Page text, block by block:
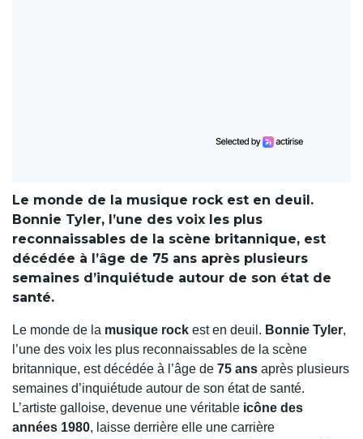
Le monde de la musique rock est en deuil.
Bonnie Tyler, l’une des voix les plus
reconnaissables de la scène britannique, est
décédée à l’âge de 75 ans après plusieurs
semaines d’inquiétude autour de son état de
santé.
Le monde de la musique rock est en deuil. Bonnie Tyler,
l’une des voix les plus reconnaissables de la scène
britannique, est décédée à l’âge de 75 ans après plusieurs
semaines d’inquiétude autour de son état de santé.
L’artiste galloise, devenue une véritable icône des
années 1980, laisse derrière elle une carrière